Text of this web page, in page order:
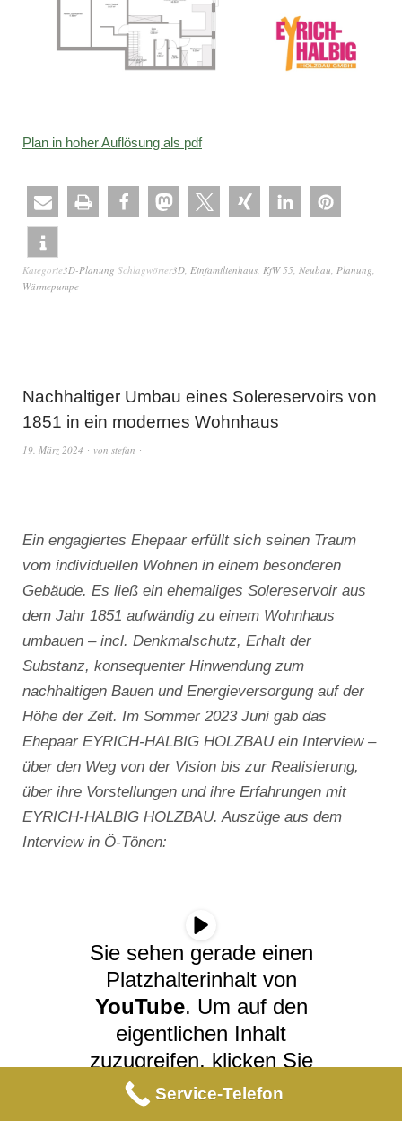
Plan in hoher Auflösung als pdf
Kategorie3D-Planung Schlagwörter3D, Einfamilienhaus, KfW 55, Neubau, Planung,
Wärmepumpe
Nachhaltiger Umbau eines Solereservoirs von
1851 in ein modernes Wohnhaus
19. März 2024 von stefan
Ein engagiertes Ehepaar erfüllt sich seinen Traum
vom individuellen Wohnen in einem besonderen
Gebäude. Es ließ ein ehemaliges Solereservoir aus
dem Jahr 1851 aufwändig zu einem Wohnhaus
umbauen – incl. Denkmalschutz, Erhalt der
Substanz, konsequenter Hinwendung zum
nachhaltigen Bauen und Energieversorgung auf der
Höhe der Zeit. Im Sommer 2023 Juni gab das
Ehepaar EYRICH-HALBIG HOLZBAU ein Interview –
über den Weg von der Vision bis zur Realisierung,
über ihre Vorstellungen und ihre Erfahrungen mit
EYRICH-HALBIG HOLZBAU. Auszüge aus dem
Interview in Ö-Tönen:
Sie sehen gerade einen
Platzhalterinhalt von
YouTube. Um auf den
eigentlichen Inhalt
zuzugreifen, klicken Sie
auf die Schaltfläche
unten. Bitte beachten
Service-Telefon